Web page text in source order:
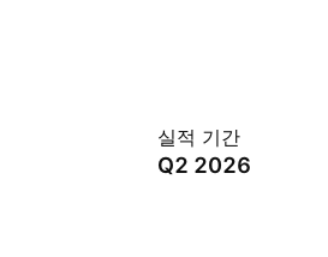
실적 기간
Q2 2026